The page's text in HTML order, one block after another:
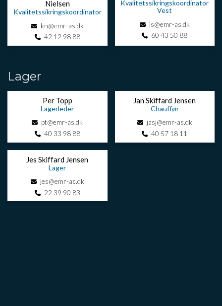
Nielsen
Kvalitetssikringskoordinator
kn@emr-as.dk
42 12 98 88
Kvalitetssikringskoordinator
Vest
ls@emr-as.dk
60 43 50 88
Lager
Per Topp
Lagerleder
pt@emr-as.dk
40 33 98 88
Jan Skiffard Jensen
Chauffør
jasj@emr-as.dk
40 57 18 11
Jes Skiffard Jensen
Lager
jes@emr-as.dk
22 39 90 83